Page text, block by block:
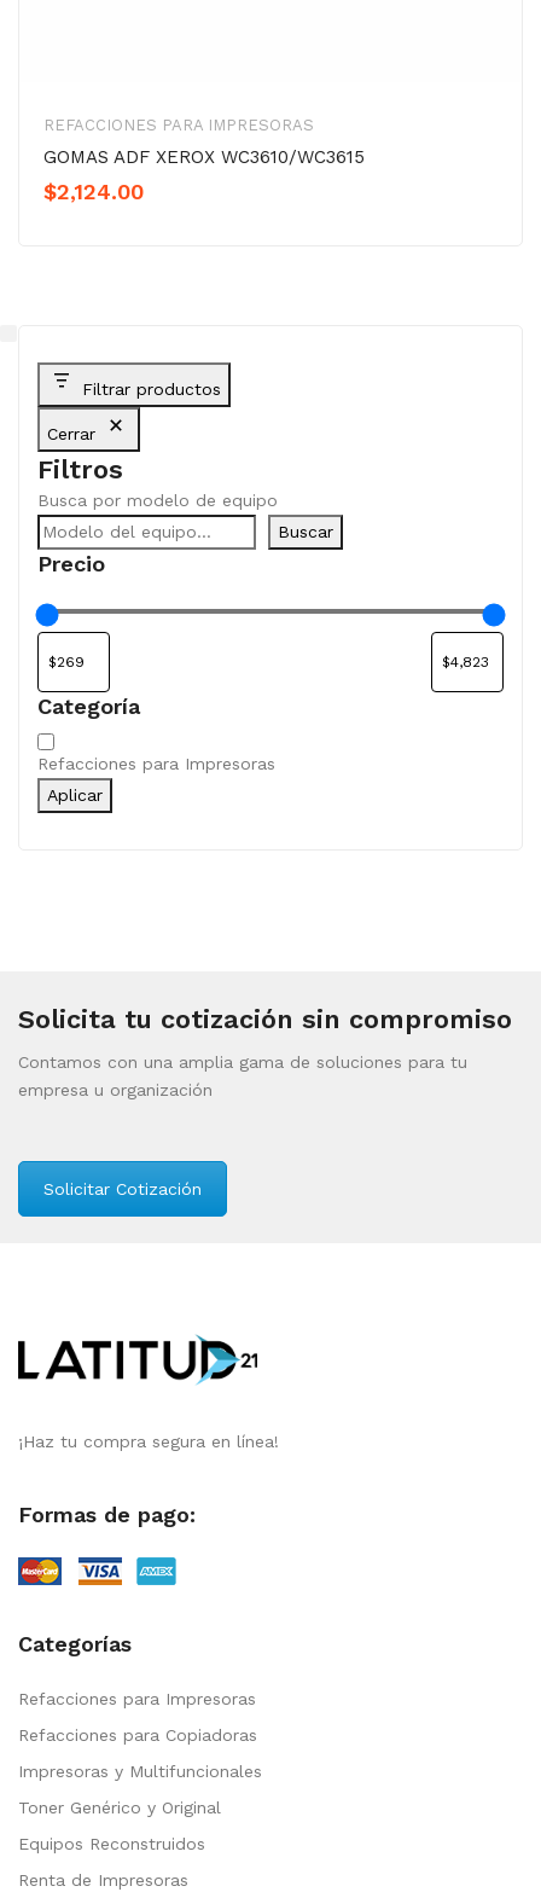
REFACCIONES PARA IMPRESORAS
GOMAS ADF XEROX WC3610/WC3615
$2,124.00
Filtrar productos
Cerrar
Filtros
Busca por modelo de equipo
Buscar
Precio
Categoría
Categoría
Refacciones para Impresoras
Aplicar
Solicita tu cotización sin compromiso
Contamos con una amplia gama de soluciones para tu
empresa u organización
Solicitar Cotización
¡Haz tu compra segura en línea!
Formas de pago:
Categorías
Refacciones para Impresoras
Refacciones para Copiadoras
Impresoras y Multifuncionales
Toner Genérico y Original
Equipos Reconstruidos
Renta de Impresoras